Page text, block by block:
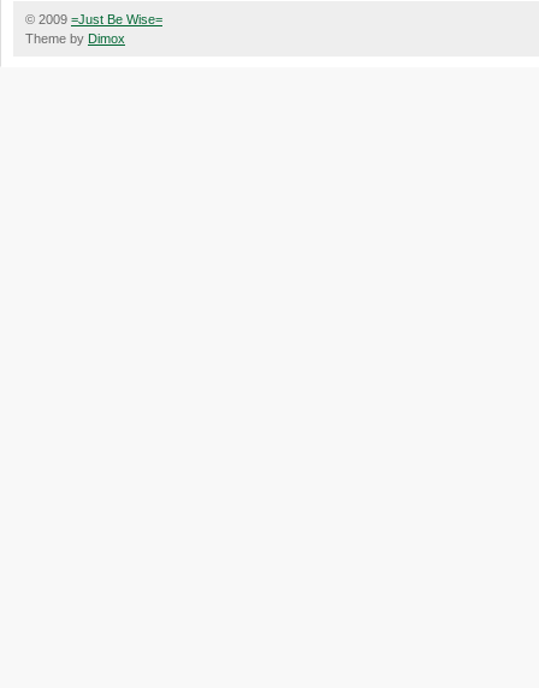
© 2009 =Just Be Wise=
Theme by Dimox